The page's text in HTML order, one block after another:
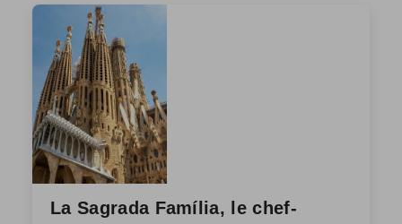
La Sagrada Família, le chef-